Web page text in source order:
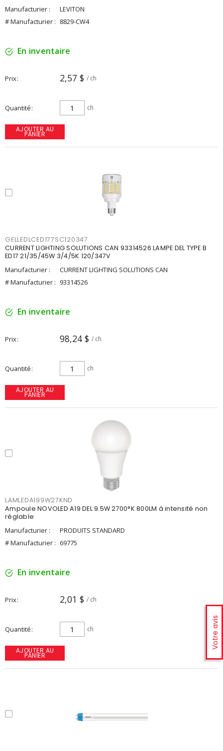
Votre avis
Manufacturier :
LEVITON
# Manufacturier : 8829-CW4
En inventaire
Prix 2,57 $ / ch
Quantité ch
AJOUTER AU
PANIER
GELLEDLCED177SC120347
CURRENT LIGHTING SOLUTIONS CAN 93314526 LAMPE DEL TYPE B
ED17 21/35/45W 3/4/5K 120/347V
Manufacturier :
CURRENT LIGHTING SOLUTIONS CAN
# Manufacturier : 93314526
En inventaire
Prix 98,24 $ / ch
Quantité ch
AJOUTER AU
PANIER
LAMLEDA199W27KND
Ampoule NOVOLED A19 DEL 9.5W 2700°K 800LM à intensité non
réglable
Manufacturier :
PRODUITS STANDARD
# Manufacturier : 69775
En inventaire
Prix 2,01 $ / ch
Quantité ch
AJOUTER AU
PANIER